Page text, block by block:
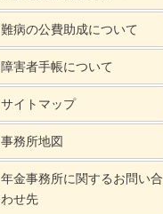
難病の公費助成について
障害者手帳について
サイトマップ
事務所地図
年金事務所に関するお問い合
わせ先